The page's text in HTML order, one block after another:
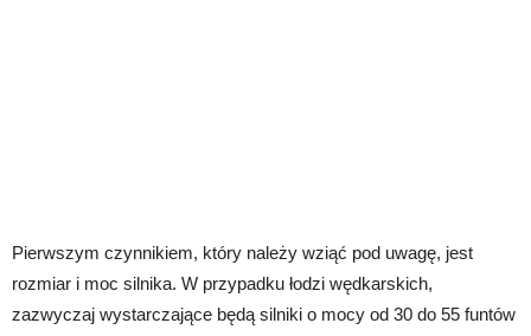
Pierwszym czynnikiem, który należy wziąć pod uwagę, jest
rozmiar i moc silnika. W przypadku łodzi wędkarskich,
zazwyczaj wystarczające będą silniki o mocy od 30 do 55 funtów